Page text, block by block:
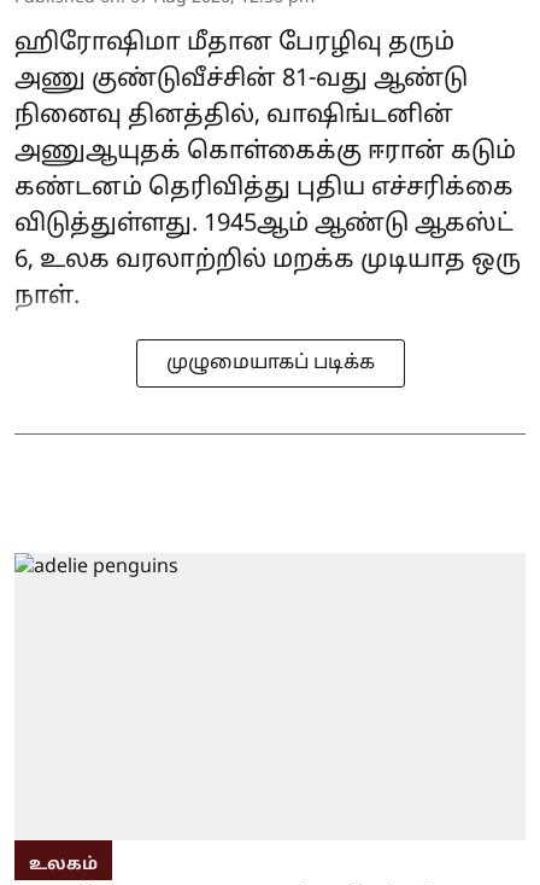
ஹிரோஷிமா மீதான பேரழிவு தரும்
அணு குண்டுவீச்சின் 81-வது ஆண்டு
நினைவு தினத்தில், வாஷிங்டனின்
அணுஆயுதக் கொள்கைக்கு ஈரான் கடும்
கண்டனம் தெரிவித்து புதிய எச்சரிக்கை
விடுத்துள்ளது. 1945ஆம் ஆண்டு ஆகஸ்ட்
6, உலக வரலாற்றில் மறக்க முடியாத ஒரு
நாள்.
முழுமையாகப் படிக்க
உலகம்